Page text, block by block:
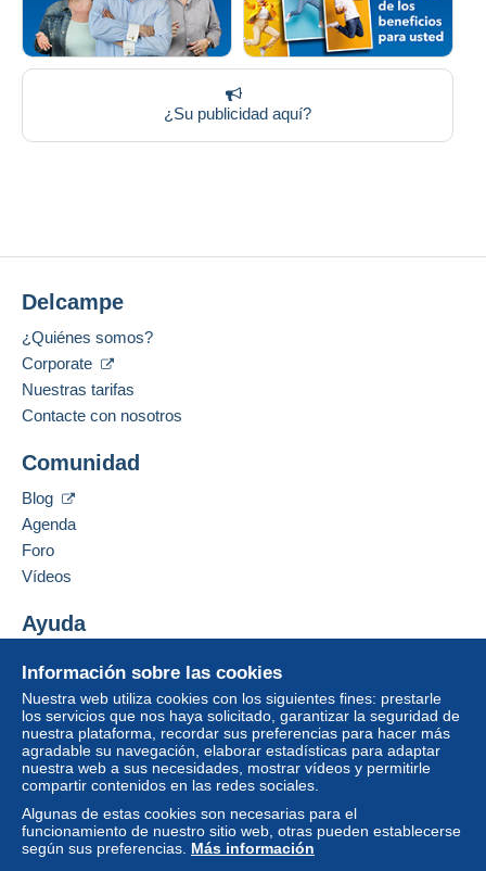
¿Su publicidad aquí?
Información sobre las cookies
Nuestra web utiliza cookies con los siguientes fines: prestarle
los servicios que nos haya solicitado, garantizar la seguridad de
nuestra plataforma, recordar sus preferencias para hacer más
agradable su navegación, elaborar estadísticas para adaptar
nuestra web a sus necesidades, mostrar vídeos y permitirle
compartir contenidos en las redes sociales.
Algunas de estas cookies son necesarias para el
funcionamiento de nuestro sitio web, otras pueden establecerse
según sus preferencias. Más información
Delcampe
¿Quiénes somos?
Corporate
Nuestras tarifas
Contacte con nosotros
Comunidad
Blog
Agenda
Foro
Vídeos
Ayuda
Comprar en Delcampe
Vender en Delcampe
Una página securizada